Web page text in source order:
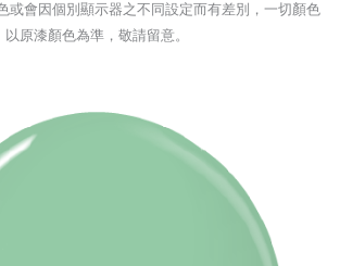
或會因個別顯示器之不同設定而有差別，一切顏色
以原漆顏色為準，敬請留意。